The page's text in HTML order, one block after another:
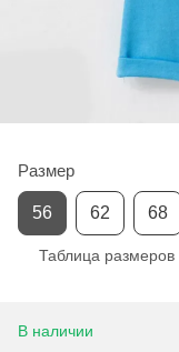
Размер
56 62 68
Таблица размеров
В наличии